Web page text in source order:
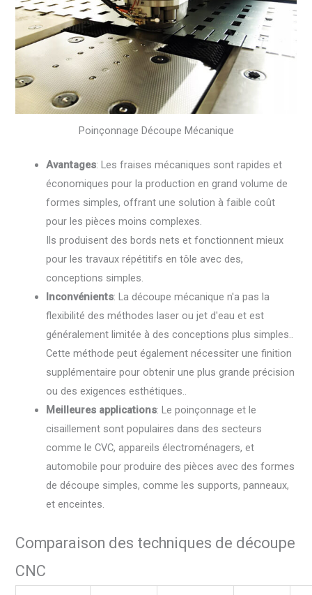
Poinçonnage Découpe Mécanique
Avantages: Les fraises mécaniques sont rapides et
économiques pour la production en grand volume de
formes simples, offrant une solution à faible coût
pour les pièces moins complexes.
Ils produisent des bords nets et fonctionnent mieux
pour les travaux répétitifs en tôle avec des,
conceptions simples.
Inconvénients: La découpe mécanique n'a pas la
flexibilité des méthodes laser ou jet d'eau et est
généralement limitée à des conceptions plus simples..
Cette méthode peut également nécessiter une finition
supplémentaire pour obtenir une plus grande précision
ou des exigences esthétiques..
Meilleures applications: Le poinçonnage et le
cisaillement sont populaires dans des secteurs
comme le CVC, appareils électroménagers, et
automobile pour produire des pièces avec des formes
de découpe simples, comme les supports, panneaux,
et enceintes.
Comparaison des techniques de découpe
CNC